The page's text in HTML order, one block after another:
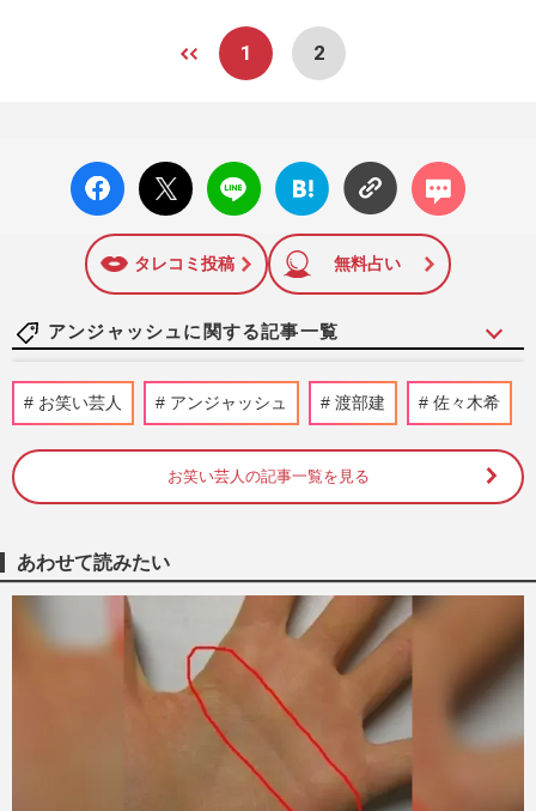
1 2
facebo
ok い
X ポス
ト
LINE
はてな
ブック
に追加
コメン
ト
タレコミ投稿 無料占い
アンジャッシュに関する記事一覧
《芸能編》平成＆令和の「ムカついた」会
見TOP10！中森明菜＆近藤真彦を抑えた、
週刊女性2025年12月30日号 2025/12/22
が「70代くらいに見える」衝撃のビジュア
ル変化に驚きの声殺到
週刊女性PRIME
佐々木希が“多目的トイレ不倫”の渡部建と
離婚しなかった“本当の理由”に視聴者感涙
「子どもが将来知った…
週刊女性PRIME
お笑い芸人 アンジャッシュ 渡部建 佐々木希
お笑い芸人の記事一覧を見る
あわせて読みたい